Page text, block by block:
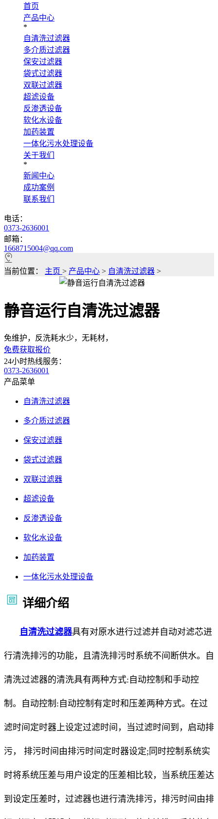
首页
产品中心
*
自清洗过滤器
多介质过滤器
保安过滤器
袋式过滤器
双联过滤器
超滤设备
反渗透设备
软化水设备
加药装置
一体化污水处理设备
关于我们
*
新闻中心
成功案例
联系我们
电话：
0373-2636001
邮箱：
1668715004@qq.com
当前位置： 主页 > 产品中心 > 自清洗过滤器 >
静音运行自清洗过滤器
免维护，反洗耗水少，无耗材，
免费获取报价
24小时热线服务：
0373-2636001
产品菜单
自清洗过滤器
多介质过滤器
保安过滤器
袋式过滤器
双联过滤器
超滤设备
反渗透设备
软化水设备
加药装置
一体化污水处理设备
详细介绍
自清洗过滤器具有对原水进行过滤并自动对滤芯进
行清洗排污的功能，且清洗排污时系统不间断供水。自
清洗过滤器的清洗具有两种方式:自动控制和手动控
制。自动控制:自动控制有定时和压差两种方式。在过
滤时间定时器上设定过滤时间，当过滤时间到，启动排
污， 排污时间由排污时间定时器设定;同时控制系统实
时将系统压差与用户设定的压差相比较，当系统压差达
到设定压差时，过滤器也进行清洗排污，排污时间由排